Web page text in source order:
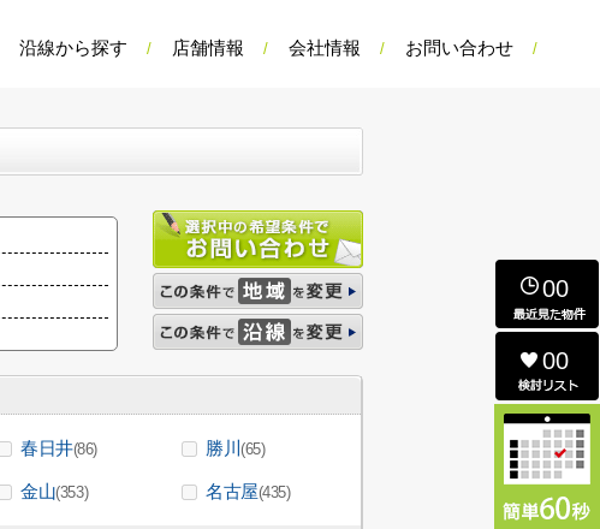
沿線から探す 店舗情報 会社情報 お問い合わせ
春日井(86) 勝川(65)
金山(353) 名古屋(435)
00
00